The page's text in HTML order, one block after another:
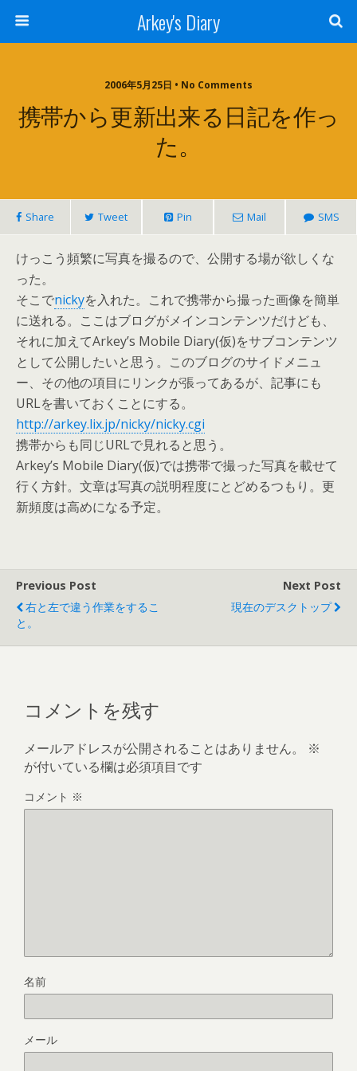
Arkey's Diary
2006年5月25日 • No Comments
携帯から更新出来る日記を作っ
た。
Share Tweet Pin Mail SMS
けっこう頻繁に写真を撮るので、公開する場が欲しくな
った。
そこでnickyを入れた。これで携帯から撮った画像を簡単
に送れる。ここはブログがメインコンテンツだけども、
それに加えてArkey’s Mobile Diary(仮)をサブコンテンツ
として公開したいと思う。このブログのサイドメニュ
ー、その他の項目にリンクが張ってあるが、記事にも
URLを書いておくことにする。
http://arkey.lix.jp/nicky/nicky.cgi
携帯からも同じURLで見れると思う。
Arkey’s Mobile Diary(仮)では携帯で撮った写真を載せて
行く方針。文章は写真の説明程度にとどめるつもり。更
新頻度は高めになる予定。
Previous Post
右と左で違う作業をするこ
と。
Next Post
現在のデスクトップ
コメントを残す
メールアドレスが公開されることはありません。
※
が付いている欄は必須項目です
コメント ※
名前
メール